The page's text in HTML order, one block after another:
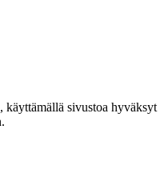
käyttämällä sivustoa hyväksyt